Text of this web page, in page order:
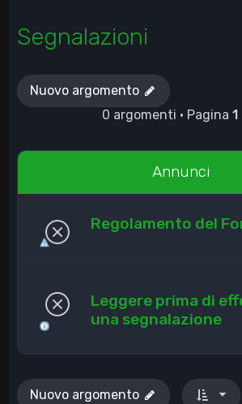
Segnalazioni
Nuovo argomento
0 argomenti • Pagina 1
Annunci
Regolamento del
Leggere prima di
una segnalazione
Nuovo argomento